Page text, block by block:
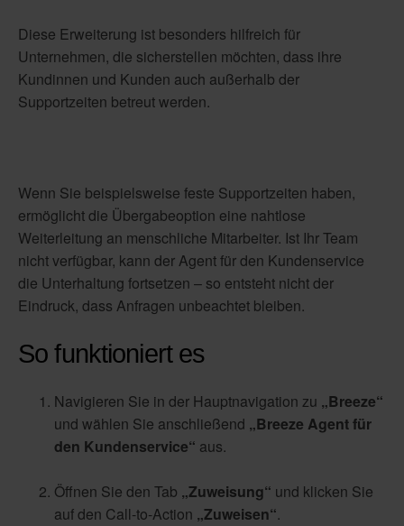
Diese Erweiterung ist besonders hilfreich für
Unternehmen, die sicherstellen möchten, dass ihre
Kundinnen und Kunden auch außerhalb der
Supportzeiten betreut werden.
Wenn Sie beispielsweise feste Supportzeiten haben,
ermöglicht die Übergabeoption eine nahtlose
Weiterleitung an menschliche Mitarbeiter. Ist Ihr Team
nicht verfügbar, kann der Agent für den Kundenservice
die Unterhaltung fortsetzen – so entsteht nicht der
Eindruck, dass Anfragen unbeachtet bleiben.
So funktioniert es
Navigieren Sie in der Hauptnavigation zu „Breeze“
und wählen Sie anschließend „Breeze Agent für
den Kundenservice“ aus.
Öffnen Sie den Tab „Zuweisung“ und klicken Sie
auf den Call-to-Action „Zuweisen“.